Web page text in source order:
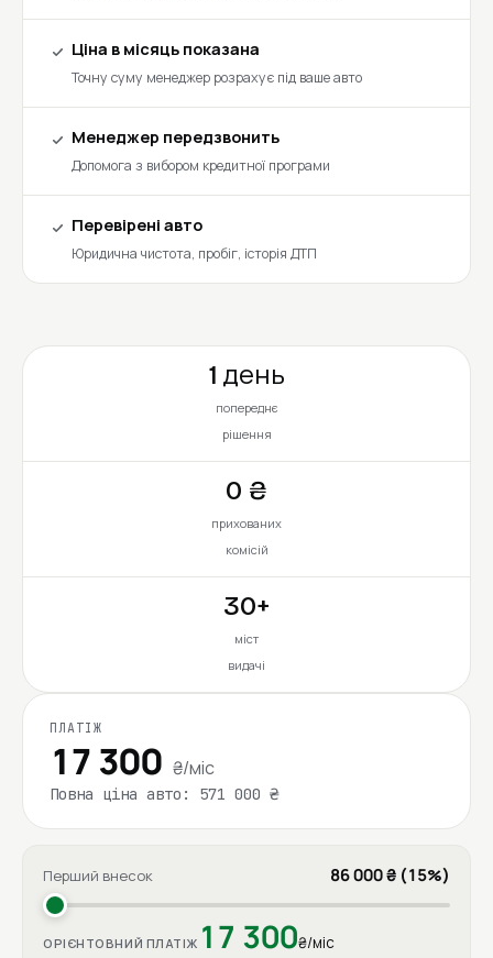
Ціна в місяць показана
Точну суму менеджер розрахує під ваше авто
Менеджер передзвонить
Допомога з вибором кредитної програми
Перевірені авто
Юридична чистота, пробіг, історія ДТП
1 день
попереднє
рішення
0 ₴
прихованих
комісій
30+
міст
видачі
ПЛАТІЖ
17 300 ₴/міс
Повна ціна авто: 571 000 ₴
Перший внесок 86 000 ₴ (15%)
ОРІЄНТОВНИЙ ПЛАТІЖ 17 300₴/міс